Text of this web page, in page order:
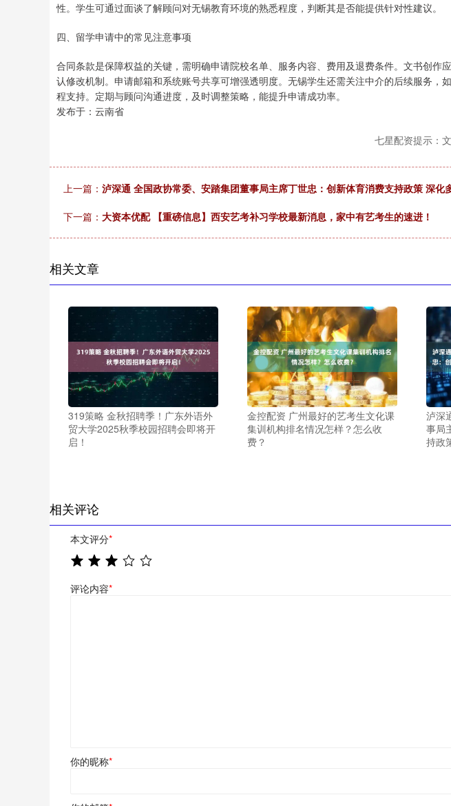
性。学生可通过面谈了解顾问对无锡教育环境的熟悉程度，判断其是否能提供针对性建议。
四、留学申请中的常见注意事项
合同条款是保障权益的关键，需明确申请院校名单、服务内容、费用及退费条件。文书创作
认修改机制。申请邮箱和系统账号共享可增强透明度。无锡学生还需关注中介的后续服务，
程支持。定期与顾问沟通进度，及时调整策略，能提升申请成功率。
发布于：云南省
七星配资提示：
上一篇： 泸深通 全国政协常委、安踏集团董事局主席丁世忠：创新体育消费支持政策 深化
下一篇： 大资本优配 【重磅信息】西安艺考补习学校最新消息，家中有艺考生的速进！
相关文章
319策略 金秋招聘季！广东外语外
贸大学2025秋季校园招聘会即将开
启！
金控配资 广州最好的艺考生文化课
集训机构排名情况怎样？怎么收
费？
泸深
事局
持政
相关评论
本文评分*
评论内容*
你的昵称*